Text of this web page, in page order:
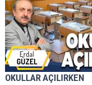
OKULLAR AÇILIRKEN